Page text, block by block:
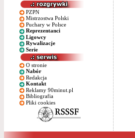
PZPN
Mistrzostwa Polski
Puchary w Polsce
Reprezentanci
Ligowcy
Rywalizacje
Serie
O stronie
Nabór
Redakcja
Kontakt
Reklamy 90minut.pl
Bibliografia
Pliki cookies